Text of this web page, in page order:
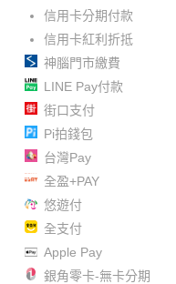
信用卡分期付款
信用卡紅利折抵
神腦門市繳費
LINE Pay付款
街口支付
Pi拍錢包
台灣Pay
全盈+PAY
悠遊付
全支付
Apple Pay
銀角零卡-無卡分期